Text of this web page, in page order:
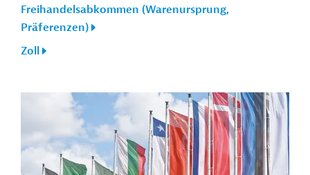
Freihandelsabkommen (Warenursprung,
Präferenzen)
Zoll